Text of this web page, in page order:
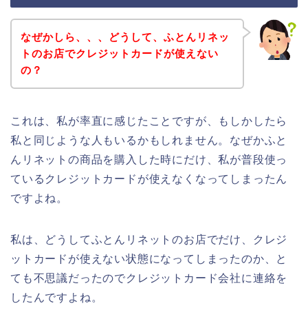
なぜかしら、、、どうして、ふとんリネッ
トのお店でクレジットカードが使えない
の？
これは、私が率直に感じたことですが、もしかしたら
私と同じような人もいるかもしれません。なぜかふと
んリネットの商品を購入した時にだけ、私が普段使っ
ているクレジットカードが使えなくなってしまったん
ですよね。
私は、どうしてふとんリネットのお店でだけ、クレジ
ットカードが使えない状態になってしまったのか、と
ても不思議だったのでクレジットカード会社に連絡を
したんですよね。